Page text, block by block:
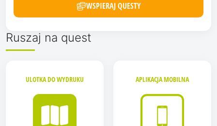
WSPIERAJ QUESTY
Ruszaj na quest
ULOTKA DO WYDRUKU APLIKACJA MOBILNA